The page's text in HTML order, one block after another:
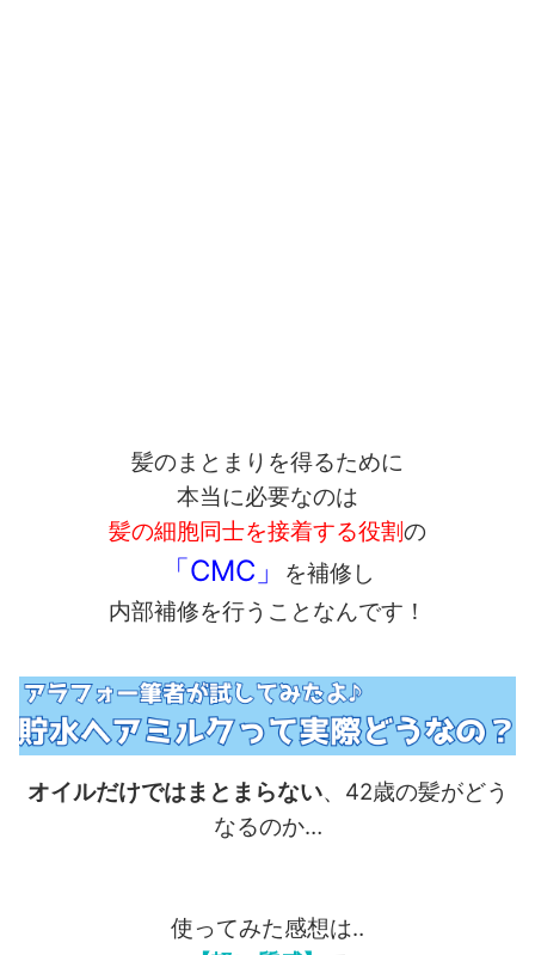
髪のまとまりを得るために
本当に必要なのは
髪の細胞同士を接着する役割の
「CMC」
を補修し
内部補修を行うことなんです！
オイルだけではまとまらない、42歳の髪がどう
なるのか…
使ってみた感想は‥